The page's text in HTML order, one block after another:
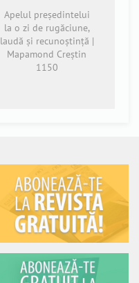
Apelul președintelui
la o zi de rugăciune,
laudă și recunoștință |
Mapamond Creștin
1150